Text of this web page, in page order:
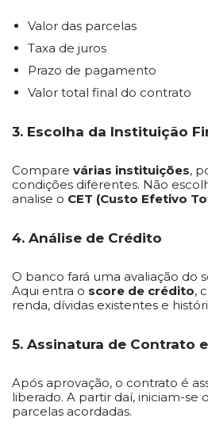
Valor das parcelas
Taxa de juros
Prazo de pagamento
Valor total final do contrato
3. Escolha da Instituição
Compare várias instituições,
condições diferentes. Não
analise o CET (Custo Efetivo
4. Análise de Crédito
O banco fará uma avaliação do
Aqui entra o score de crédito,
renda, dívidas existentes e
5. Assinatura de Contrato
Após aprovação, o contrato é
liberado. A partir daí, iniciam-se
parcelas acordadas.